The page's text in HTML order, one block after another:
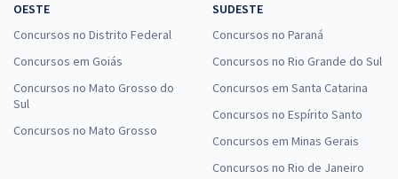
OESTE
Concursos no Distrito Federal
Concursos em Goiás
Concursos no Mato Grosso do
Sul
Concursos no Mato Grosso
SUDESTE
Concursos no Paraná
Concursos no Rio Grande do Sul
Concursos em Santa Catarina
Concursos no Espírito Santo
Concursos em Minas Gerais
Concursos no Rio de Janeiro